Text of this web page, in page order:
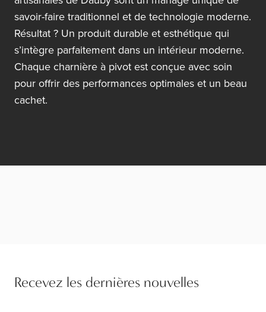
savoir-faire traditionnel et de technologie moderne.
Résultat ? Un produit durable et esthétique qui
s’intègre parfaitement dans un intérieur moderne.
Chaque charnière à pivot est conçue avec soin
pour offrir des performances optimales et un beau
cachet.
Recevez les dernières nouvelles